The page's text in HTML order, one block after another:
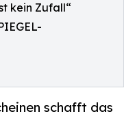
kein Zufall“
schafft das